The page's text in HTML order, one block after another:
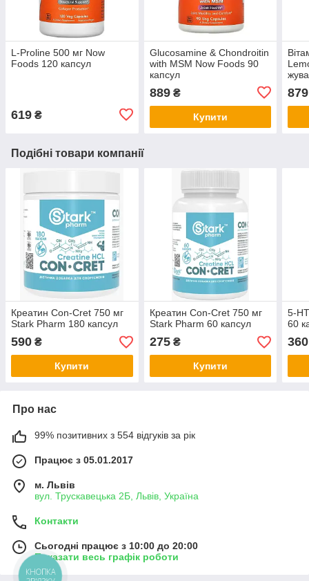
L-Proline 500 мг Now
Foods 120 капсул
619 ₴
Glucosamine & Chondroitin
with MSM Now Foods 90
капсул
889₴
Купити
879
Подібні товари компанії
Креатин Con-Cret 750 мг
Stark Pharm 180 капсул
590 ₴
Купити
Креатин Con-Cret 750 мг
Stark Pharm 60 капсул
275₴
Купити
5-
60
360
Про нас
99% позитивних з 554 відгуків за рік
Працює з 05.01.2017
м. Львів
вул. Трускавецька 2Б, Львів, Україна
Контакти
Сьогодні працює з 10:00 до 20:00
Показати весь графік роботи
КНОПКА